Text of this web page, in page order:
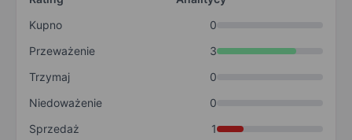
Kupno
0
Przeważenie
3
Trzymaj
0
Niedoważenie
0
Sprzedaż
1